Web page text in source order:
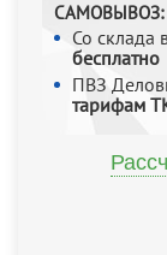
САМОВЫВОЗ:
Со склада
бесплатно
ПВЗ
тарифам